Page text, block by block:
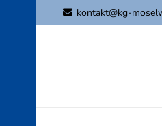
kontakt@kg-